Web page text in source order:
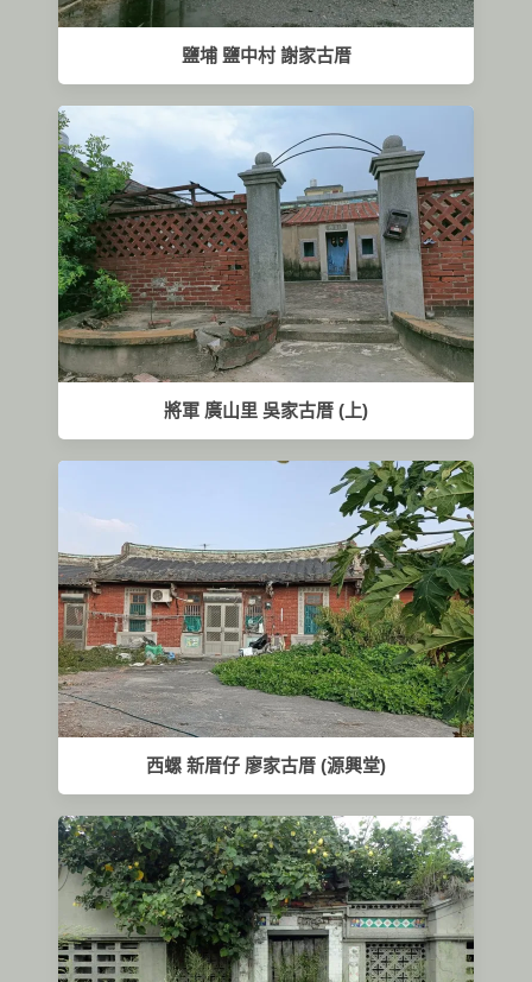
鹽埔 鹽中村 謝家古厝
將軍 廣山里 吳家古厝 (上)
西螺 新厝仔 廖家古厝 (源興堂)